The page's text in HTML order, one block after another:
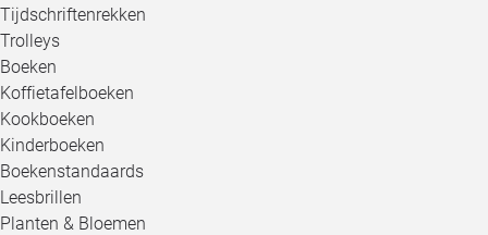
Tijdschriftenrekken
Trolleys
Boeken
Koffietafelboeken
Kookboeken
Kinderboeken
Boekenstandaards
Leesbrillen
Planten & Bloemen